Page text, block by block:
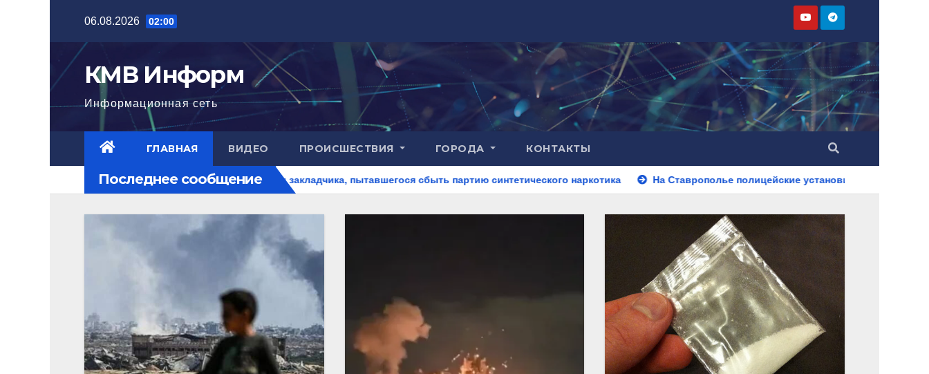
содержимому
06.08.2026 02:00
КМВ Информ
Информационная сеть
ГЛАВНАЯ ВИДЕО ПРОИСШЕСТВИЯ ГОРОДА КОНТАКТЫ
Последнее сообщение
Пятигорске полицейские задержали закладчика, пытавшегося сбыть партию синтетического наркотика На Ставрополье полицейские установили личность мужчины,